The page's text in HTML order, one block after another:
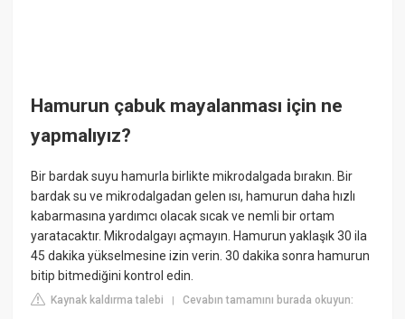
Hamurun çabuk mayalanması için ne
yapmalıyız?
Bir bardak suyu hamurla birlikte mikrodalgada bırakın. Bir
bardak su ve mikrodalgadan gelen ısı, hamurun daha hızlı
kabarmasına yardımcı olacak sıcak ve nemli bir ortam
yaratacaktır. Mikrodalgayı açmayın. Hamurun yaklaşık 30 ila
45 dakika yükselmesine izin verin. 30 dakika sonra hamurun
bitip bitmediğini kontrol edin.
Kaynak kaldırma talebi |Cevabın tamamını burada okuyun: